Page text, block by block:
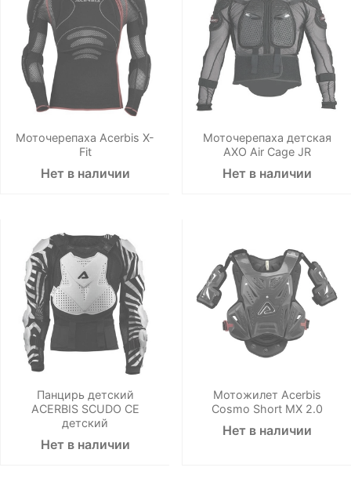
Моточерепаха Acerbis X-
Fit
Нет в наличии
Моточерепаха детская
AXO Air Cage JR
Нет в наличии
Панцирь детский
ACERBIS SCUDO CE
детский
Нет в наличии
Мотожилет Acerbis
Cosmo Short MX 2.0
Нет в наличии